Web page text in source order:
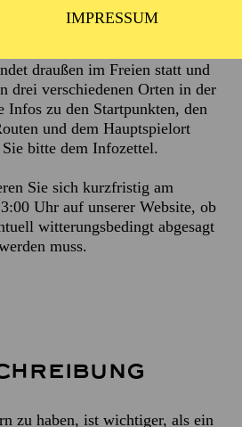
IMPRESSUM
draußen im Freien statt und
drei verschiedenen Orten in der
Infos zu den Startpunkten, den
und dem Hauptspielort
bitte dem Infozettel.
Sie sich kurzfristig am
Uhr auf unserer Website, ob
witterungsbedingt abgesagt
muss.
zu haben, ist wichtiger, als ein